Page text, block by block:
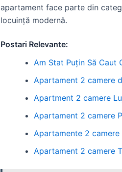
apartament face parte din
locuință modernă.
Postari Relevante:
Am Stat Puțin Să Caut
Apartament 2 camere
Apartment 2 camere
Apartament 2 camere
Apartamente 2
Apartament 2 camere